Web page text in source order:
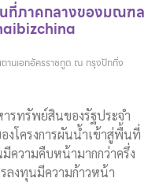
นที่ภาคกลางของมณฑล
ถานเอกอัครราชทูต ณ กรุงปักกิ่ง
รทรัพย์สินของรัฐประจำ
โครงการผันน้ำเข้าสู่พื้นที่
วามคืบหน้ามากกว่าครึ่ง
รลงทุนมีความก้าวหน้า